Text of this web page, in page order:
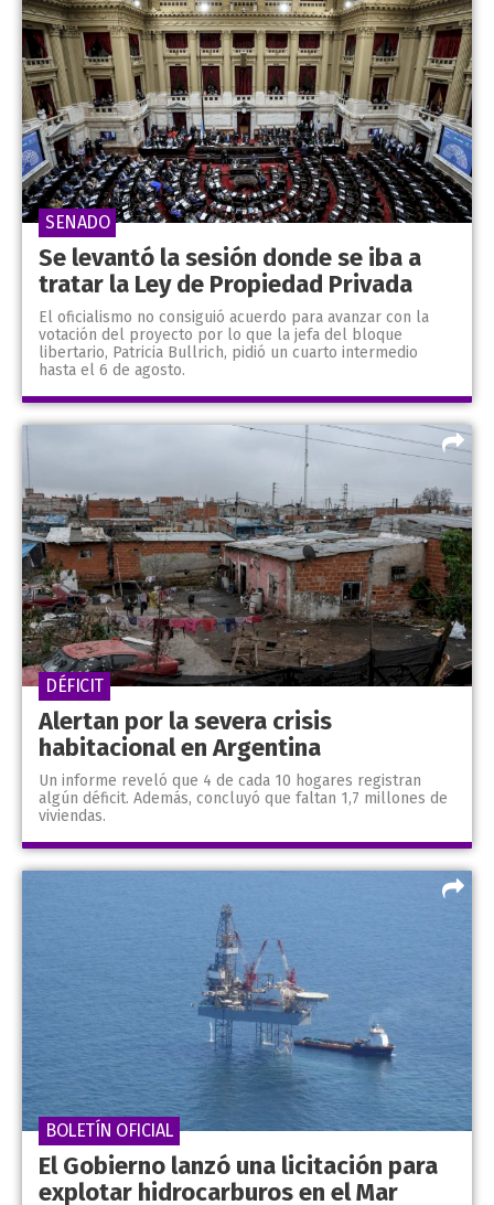
Se levantó la sesión donde se iba a
tratar la Ley de Propiedad Privada
El oficialismo no consiguió acuerdo para avanzar con la
votación del proyecto por lo que la jefa del bloque
libertario, Patricia Bullrich, pidió un cuarto intermedio
hasta el 6 de agosto.
SENADO
Alertan por la severa crisis
habitacional en Argentina
Un informe reveló que 4 de cada 10 hogares registran
algún déficit. Además, concluyó que faltan 1,7 millones de
viviendas.
DÉFICIT
El Gobierno lanzó una licitación para
explotar hidrocarburos en el Mar
BOLETÍN OFICIAL